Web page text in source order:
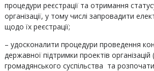
процедури реєстрації та отримання
організації, у тому числі запровадити
щодо їх реєстрації;
– удосконалити процедури проведення
державної підтримки проектів організацій
громадянського суспільства та